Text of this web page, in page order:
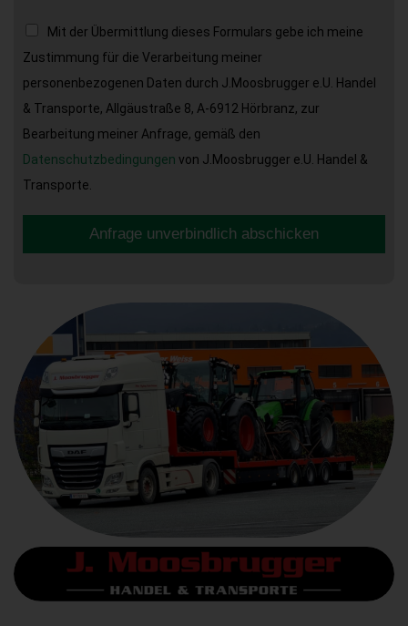
Mit der Übermittlung dieses Formulars gebe ich meine
Zustimmung für die Verarbeitung meiner
personenbezogenen Daten durch J.Moosbrugger e.U. Handel
& Transporte, Allgäustraße 8, A-6912 Hörbranz, zur
Bearbeitung meiner Anfrage, gemäß den
Datenschutzbedingungen von J.Moosbrugger e.U. Handel &
Transporte.
Anfrage unverbindlich abschicken